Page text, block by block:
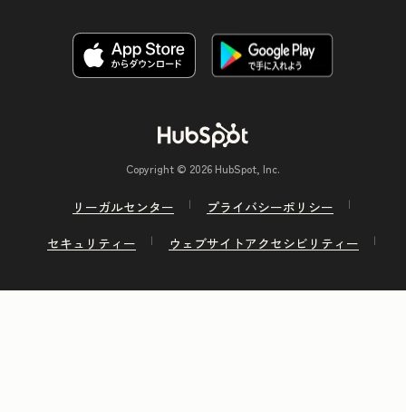
Copyright © 2026 HubSpot, Inc.
リーガルセンター
プライバシーポリシー
セキュリティー
ウェブサイトアクセシビリティー